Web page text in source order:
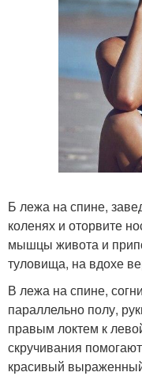
Б лежа на спине,
коленях и оторвите
мышцы живота и
туловища, на вдохе
В лежа на спине,
параллельно полу,
правым локтем к
скручивания
красивый